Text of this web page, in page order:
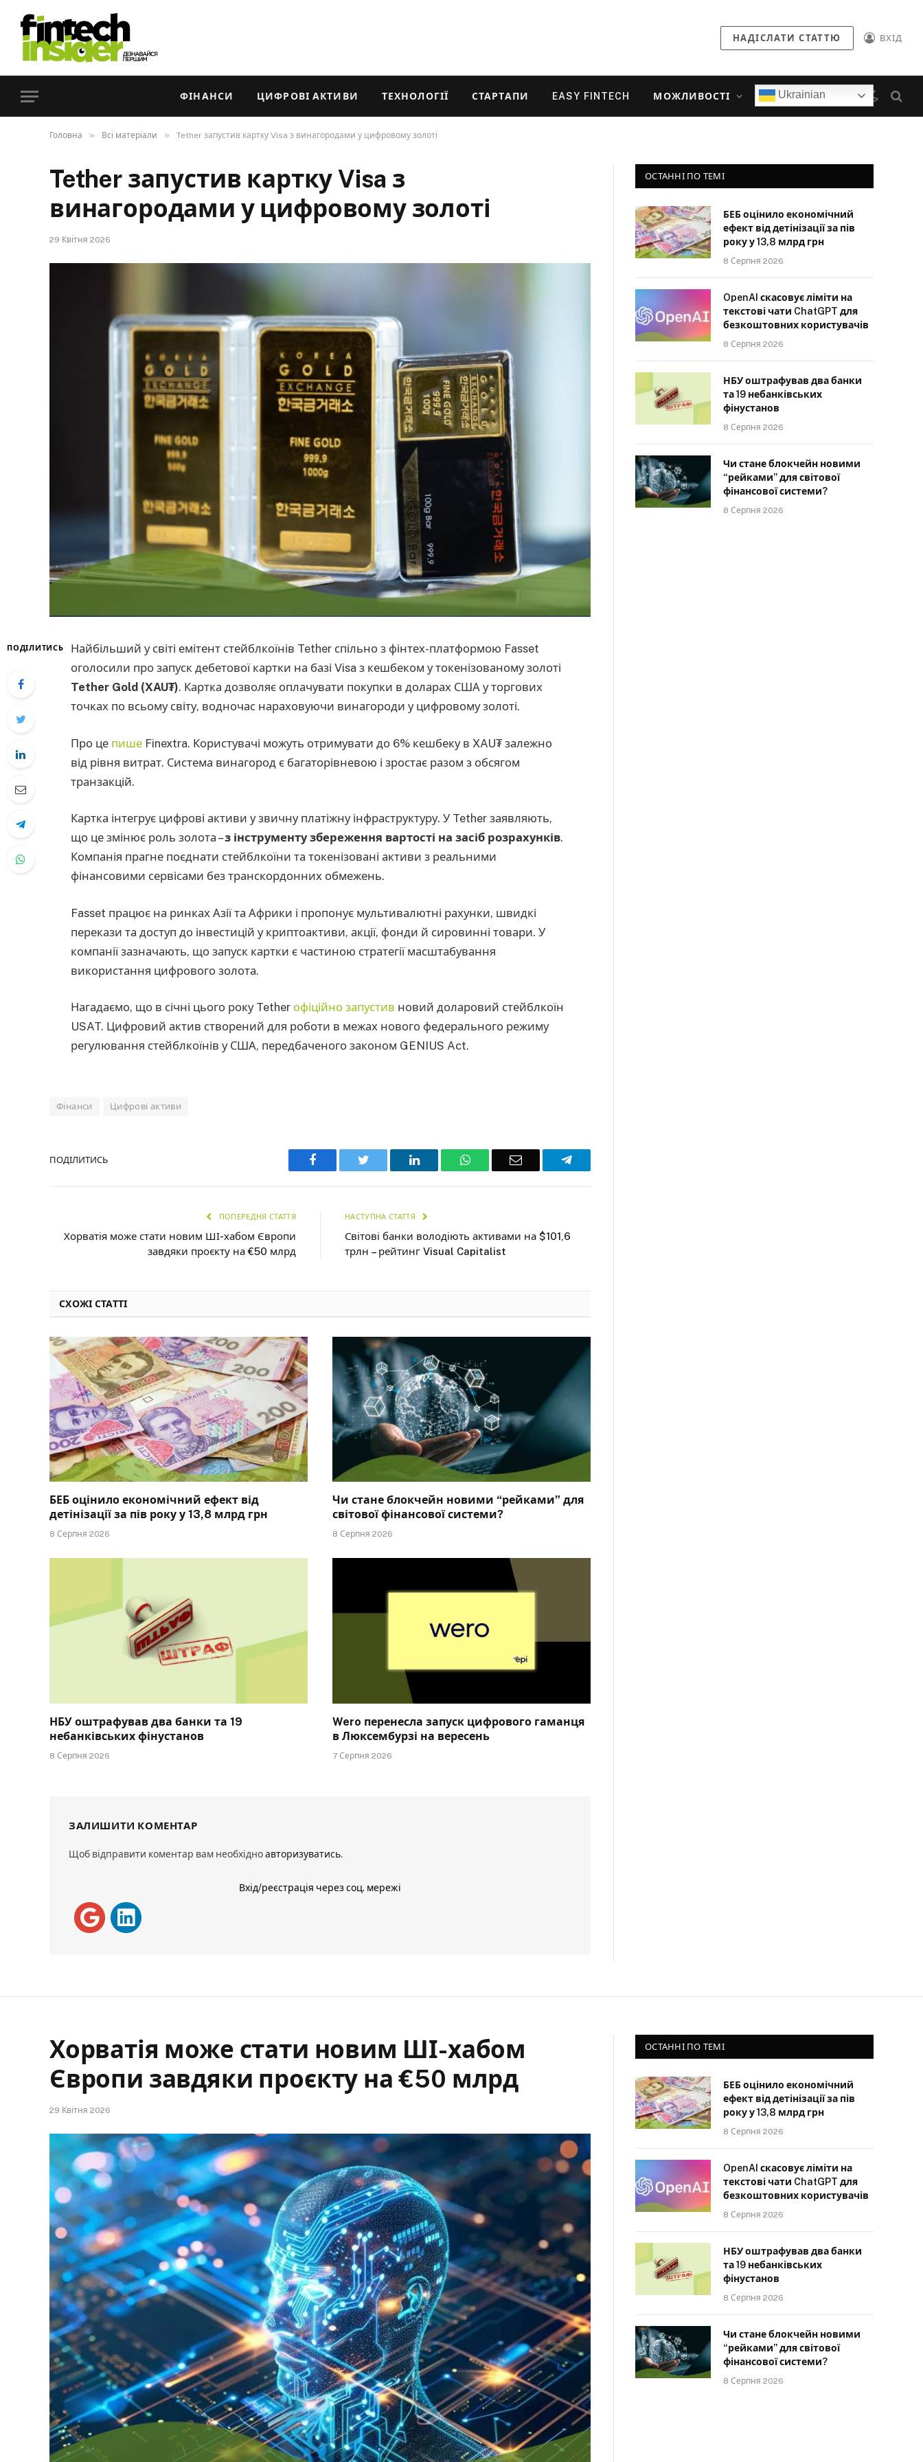
НАДІСЛАТИ СТАТТЮ ВХІД
ФІНАНСИ ЦИФРОВІ АКТИВИ ТЕХНОЛОГІЇ СТАРТАПИ EASY FINTECH МОЖЛИВОСТІ Ukrainian
Головна » Всі матеріали » Tether запустив картку Visa з винагородами у цифровому золоті
Tether запустив картку Visa з
винагородами у цифровому золоті
29 Квітня 2026
ПОДІЛИТИСЬ
Найбільший у світі емітент стейблкоїнів Tether спільно з фінтех-платформою Fasset
оголосили про запуск дебетової картки на базі Visa з кешбеком у токенізованому золоті
Tether Gold (XAU₮). Картка дозволяє оплачувати покупки в доларах США у торгових
точках по всьому світу, водночас нараховуючи винагороди у цифровому золоті.
Про це пише Finextra. Користувачі можуть отримувати до 6% кешбеку в XAU₮ залежно
від рівня витрат. Система винагород є багаторівневою і зростає разом з обсягом
транзакцій.
Картка інтегрує цифрові активи у звичну платіжну інфраструктуру. У Tether заявляють,
що це змінює роль золота –з інструменту збереження вартості на засіб розрахунків.
Компанія прагне поєднати стейблкоїни та токенізовані активи з реальними
фінансовими сервісами без транскордонних обмежень.
Fasset працює на ринках Азії та Африки і пропонує мультивалютні рахунки, швидкі
перекази та доступ до інвестицій у криптоактиви, акції, фонди й сировинні товари. У
компанії зазначають, що запуск картки є частиною стратегії масштабування
використання цифрового золота.
Нагадаємо, що в січні цього року Tether офіційно запустив новий доларовий стейблкоїн
USAT. Цифровий актив створений для роботи в межах нового федерального режиму
регулювання стейблкоїнів у США, передбаченого законом GENIUS Act.
Фінанси Цифрові активи
ПОДІЛИТИСЬ Facebook Twitter LinkedIn WhatsAppEmail Telegram
ПОПЕРЕДНЯ СТАТТЯ
Хорватія може стати новим ШІ-хабом Європи
завдяки проєкту на €50 млрд
НАСТУПНА СТАТТЯ
Світові банки володіють активами на $101,6
трлн – рейтинг Visual Capitalist
СХОЖІ СТАТТІ
БЕБ оцінило економічний ефект від
детінізації за пів року у 13,8 млрд грн
8 Серпня 2026
Чи стане блокчейн новими “рейками” для
світової фінансової системи?
8 Серпня 2026
НБУ оштрафував два банки та 19
небанківських фінустанов
8 Серпня 2026
Wero перенесла запуск цифрового гаманця
в Люксембурзі на вересень
7 Серпня 2026
ЗАЛИШИТИ КОМЕНТАР
Щоб відправити коментар вам необхідноавторизуватись.
Вхід/реєстрація через соц. мережі
ОСТАННІ ПО ТЕМІ
БЕБ оцінило економічний
ефект від детінізації за пів
року у 13,8 млрд грн
8 Серпня 2026
OpenAI скасовує ліміти на
текстові чати ChatGPT для
безкоштовних користувачів
8 Серпня 2026
НБУ оштрафував два банки
та 19 небанківських
фінустанов
8 Серпня 2026
Чи стане блокчейн новими
“рейками” для світової
фінансової системи?
8 Серпня 2026
Хорватія може стати новим ШІ-хабом
Європи завдяки проєкту на €50 млрд
29 Квітня 2026
ОСТАННІ ПО ТЕМІ
БЕБ оцінило економічний
ефект від детінізації за пів
року у 13,8 млрд грн
8 Серпня 2026
OpenAI скасовує ліміти на
текстові чати ChatGPT для
безкоштовних користувачів
8 Серпня 2026
НБУ оштрафував два банки
та 19 небанківських
фінустанов
8 Серпня 2026
Чи стане блокчейн новими
“рейками” для світової
фінансової системи?
8 Серпня 2026